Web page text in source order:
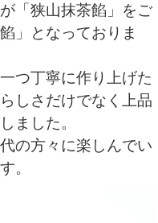
「狭山抹茶餡」をご
」となっておりま
つ丁寧に作り上げた
しさだけでなく上品
ました。
の方々に楽しんでい
。